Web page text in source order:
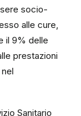
socio-
alle cure,
il 9% delle
prestazioni
Sanitario